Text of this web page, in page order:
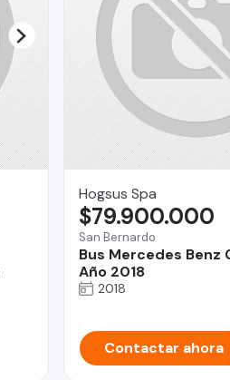
Hogsus Spa
San Bernardo
Bus Mercedes Benz
Año 2018
$79.900.000
2018
Contactar ahora